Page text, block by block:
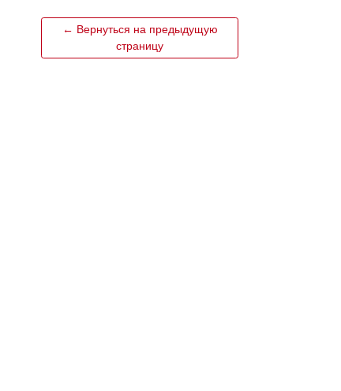
← Вернуться на предыдущую
страницу